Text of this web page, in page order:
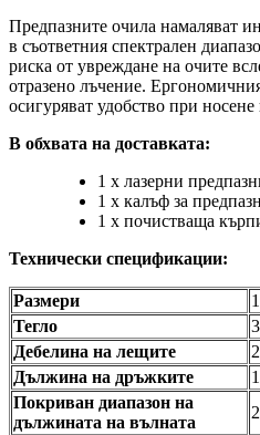
Предпазните очила намаляват
в съответния спектрален
риска от увреждане на очите
отразено лъчение.
осигуряват удобство при
В обхвата на доставката:
1 x лазерни
1 x калъф за
1 x почистваща
Технически спецификации:
Размери
Тегло
Дебелина на лещите
Дължина на дръжките
Покриван диапазон на
дължината на вълната